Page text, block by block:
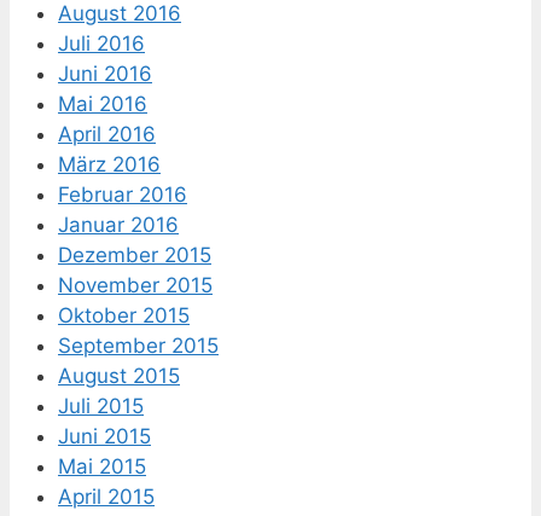
August 2016
Juli 2016
Juni 2016
Mai 2016
April 2016
März 2016
Februar 2016
Januar 2016
Dezember 2015
November 2015
Oktober 2015
September 2015
August 2015
Juli 2015
Juni 2015
Mai 2015
April 2015